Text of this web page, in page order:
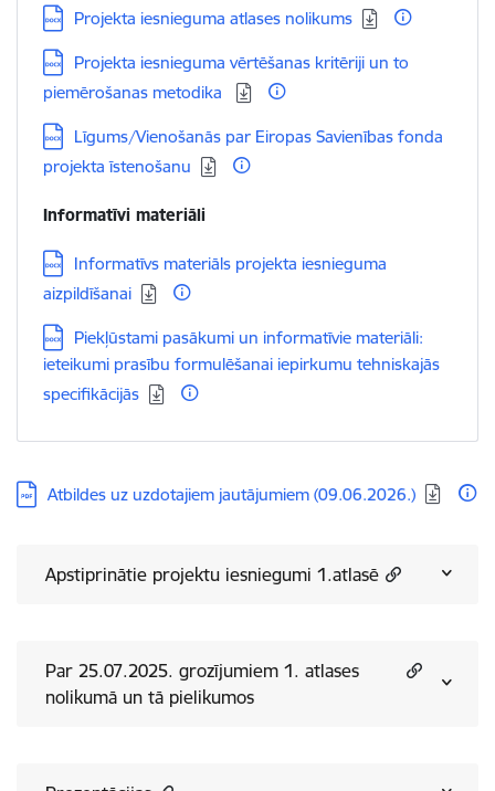
Lejupielādēt:
Projekta iesnieguma atlases nolikums
Lejupielādēt:
Projekta iesnieguma vērtēšanas kritēriji un to
piemērošanas metodika
Lejupielādēt:
Līgums/Vienošanās par Eiropas Savienības fonda
projekta īstenošanu
Informatīvi materiāli
Lejupielādēt:
Informatīvs materiāls projekta iesnieguma
aizpildīšanai
Lejupielādēt:
Piekļūstami pasākumi un informatīvie materiāli:
ieteikumi prasību formulēšanai iepirkumu tehniskajās
specifikācijās
Lejupielādēt:
Atbildes uz uzdotajiem jautājumiem (09.06.2026.)
Apstiprinātie projektu iesniegumi 1.atlasē
Par 25.07.2025. grozījumiem 1. atlases
nolikumā un tā pielikumos